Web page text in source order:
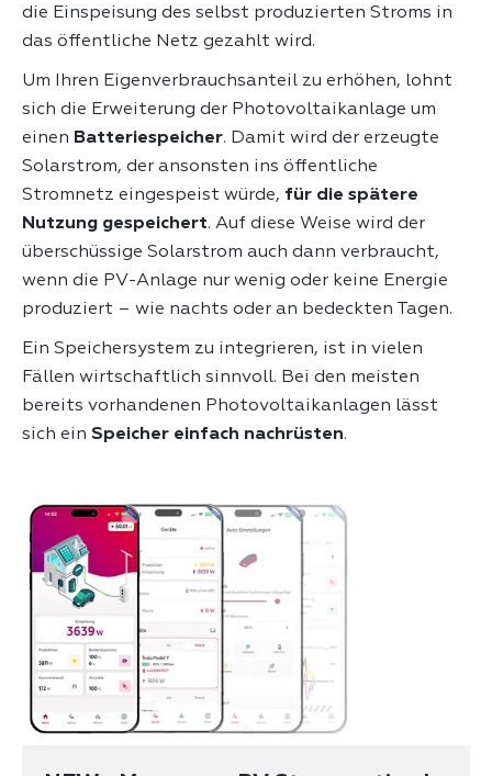
die Einspeisung des selbst produzierten Stroms in
das öffentliche Netz gezahlt wird.
Um Ihren Eigenverbrauchsanteil zu erhöhen, lohnt
sich die Erweiterung der Photovoltaikanlage um
einen Batteriespeicher. Damit wird der erzeugte
Solarstrom, der ansonsten ins öffentliche
Stromnetz eingespeist würde, für die spätere
Nutzung gespeichert. Auf diese Weise wird der
überschüssige Solarstrom auch dann verbraucht,
wenn die PV-Anlage nur wenig oder keine Energie
produziert – wie nachts oder an bedeckten Tagen.
Ein Speichersystem zu integrieren, ist in vielen
Fällen wirtschaftlich sinnvoll. Bei den meisten
bereits vorhandenen Photovoltaikanlagen lässt
sich ein Speicher einfach nachrüsten.